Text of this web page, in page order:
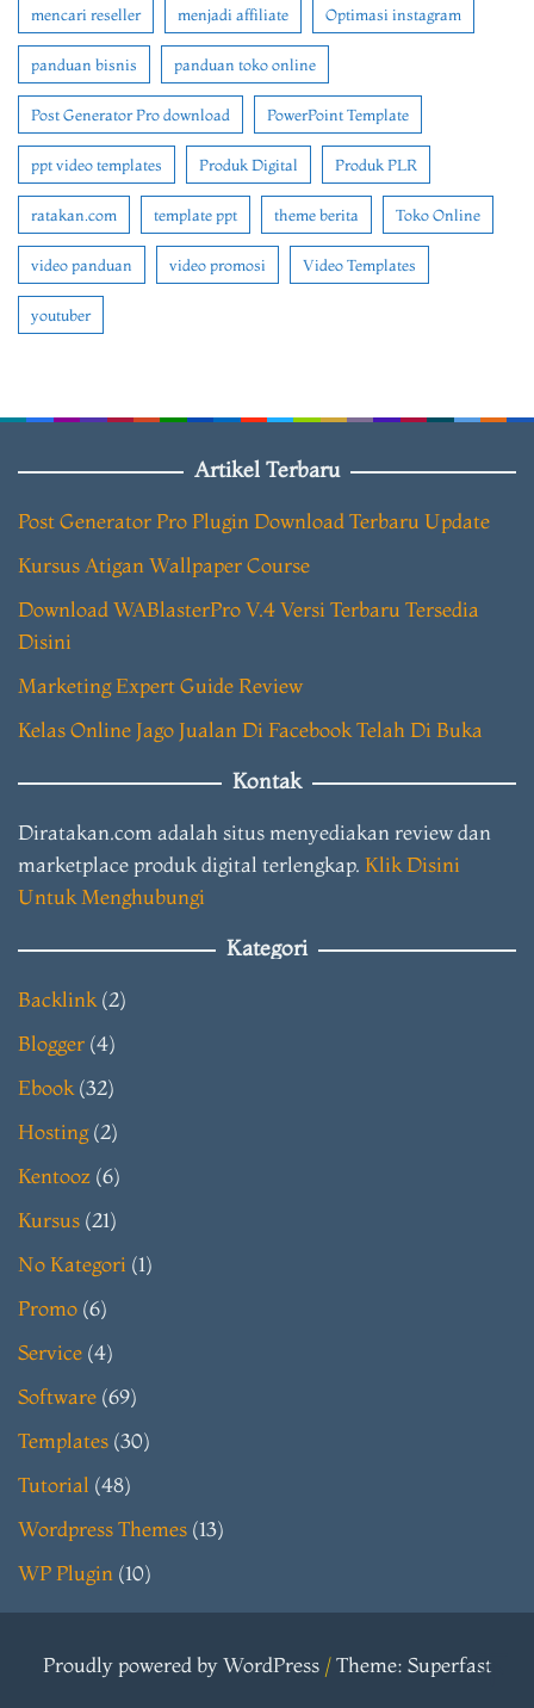
mencari reseller menjadi affiliate Optimasi instagram
panduan bisnis panduan toko online
Post Generator Pro download PowerPoint Template
ppt video templates Produk Digital Produk PLR
ratakan.com template ppt theme berita Toko Online
video panduan video promosi Video Templates
youtuber
Artikel Terbaru
Post Generator Pro Plugin Download Terbaru Update
Kursus Atigan Wallpaper Course
Download WABlasterPro V.4 Versi Terbaru Tersedia
Disini
Marketing Expert Guide Review
Kelas Online Jago Jualan Di Facebook Telah Di Buka
Kontak
Diratakan.com adalah situs menyediakan review dan
marketplace produk digital terlengkap. Klik Disini
Untuk Menghubungi
Kategori
Backlink (2)
Blogger (4)
Ebook (32)
Hosting(2)
Kentooz (6)
Kursus (21)
No Kategori (1)
Promo (6)
Service (4)
Software (69)
Templates (30)
Tutorial (48)
Wordpress Themes (13)
WP Plugin (10)
Proudly powered by WordPress /Theme: Superfast